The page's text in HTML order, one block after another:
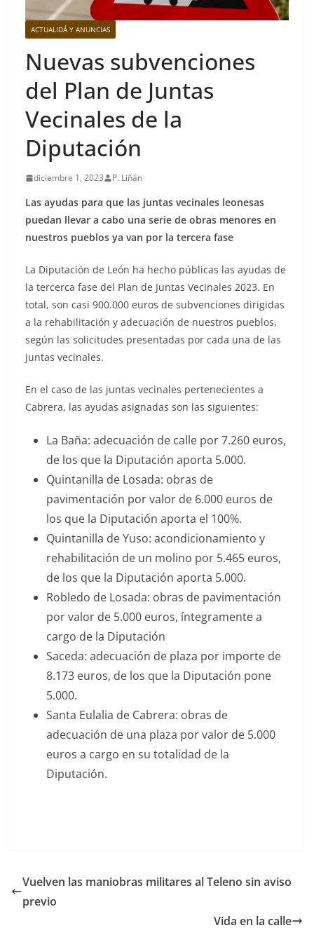
ACTUALIDÁ Y ANUNCIAS
Nuevas subvenciones
del Plan de Juntas
Vecinales de la
Diputación
diciembre 1, 2023 P. Liñán
Las ayudas para que las juntas vecinales leonesas
puedan llevar a cabo una serie de obras menores en
nuestros pueblos ya van por la tercera fase
La Diputación de León ha hecho públicas las ayudas de
la tercerca fase del Plan de Juntas Vecinales 2023. En
total, son casi 900.000 euros de subvenciones dirigidas
a la rehabilitación y adecuación de nuestros pueblos,
según las solicitudes presentadas por cada una de las
juntas vecinales.
En el caso de las juntas vecinales pertenecientes a
Cabrera, las ayudas asignadas son las siguientes:
La Baña: adecuación de calle por 7.260 euros,
de los que la Diputación aporta 5.000.
Quintanilla de Losada: obras de
pavimentación por valor de 6.000 euros de
los que la Diputación aporta el 100%.
Quintanilla de Yuso: acondicionamiento y
rehabilitación de un molino por 5.465 euros,
de los que la Diputación aporta 5.000.
Robledo de Losada: obras de pavimentación
por valor de 5.000 euros, íntegramente a
cargo de la Diputación
Saceda: adecuación de plaza por importe de
8.173 euros, de los que la Diputación pone
5.000.
Santa Eulalia de Cabrera: obras de
adecuación de una plaza por valor de 5.000
euros a cargo en su totalidad de la
Diputación.
Vuelven las maniobras militares al Teleno sin aviso
previo
Vida en la calle